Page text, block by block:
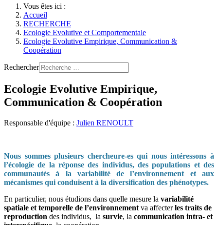
Vous êtes ici :
Accueil
RECHERCHE
Ecologie Evolutive et Comportementale
Ecologie Evolutive Empirique, Communication &
Coopération
Rechercher
Ecologie Evolutive Empirique,
Communication & Coopération
Responsable d'équipe : Julien RENOULT
Nous sommes plusieurs chercheure-es qui nous intéressons à
l’écologie de la réponse des individus, des populations et des
communautés à la variabilité de l’environnement et aux
mécanismes qui conduisent à la diversification des phénotypes.
En particulier, nous étudions dans quelle mesure la variabilité
spatiale et temporelle de l’environnement va affecterles traits de
reproduction des individus, la survie, la communication intra- et